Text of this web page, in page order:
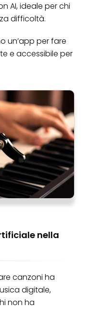
AI, ideale per chi
difficoltà.
un’app per fare
e accessibile per
nella
canzoni ha
digitale,
non ha